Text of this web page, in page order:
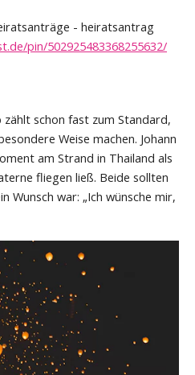
pin/502925483368255632/
schon fast zum Standard,
Weise machen. Johann
am Strand in Thailand als
fliegen ließ. Beide sollten
Wunsch war: „Ich wünsche mir,